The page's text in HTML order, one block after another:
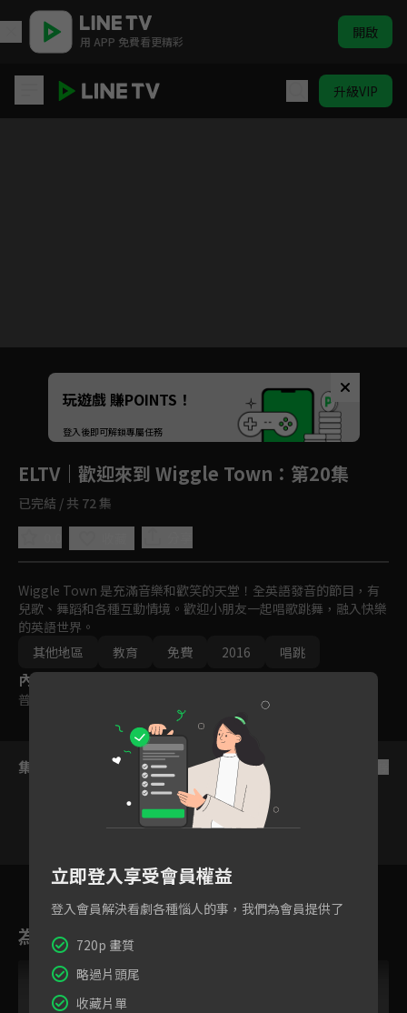
用 APP 免費看更精彩 開啟
升級VIP
Unmute
如有不便請見諒
玩遊戲 賺POINTS！
登入後即可解鎖專屬任務
ELTV｜歡迎來到 Wiggle Town ：第20集
已完結 / 共 72 集
Wiggle Town 是充滿音樂和歡笑的天堂！全英語發音的節目，有
兒歌、舞蹈和各種互動情境。歡迎小朋友一起唱歌跳舞，融入快樂
的英語世界。
其他地區
教育 免費 2016 唱跳
內容標籤
普遍級
集數列表
18 19 20
為您推薦
立即登入享受會員權益
登入會員解決看劇各種惱人的事，我們為會員提供了
720p 畫質
略過片頭尾
收藏片單